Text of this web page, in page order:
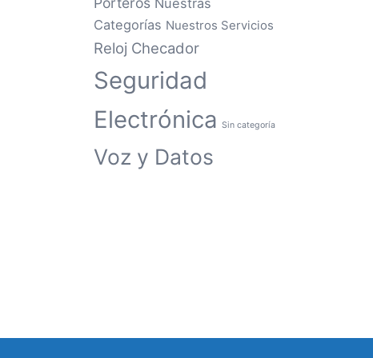
Nuestras
Categorías Nuestros Servicios
Reloj Checador
Seguridad
Electrónica Sin categoría
Voz y Datos